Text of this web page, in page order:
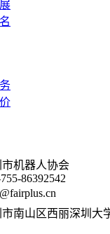
机器人协会
86392542
南山区西丽深圳大